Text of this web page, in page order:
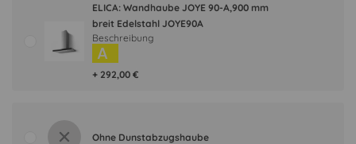
ELICA: Wandhaube JOYE 90-A,900 mm
breit Edelstahl JOYE90A
+ 292,00 €
A
Beschreibung
Ohne Dunstabzugshaube